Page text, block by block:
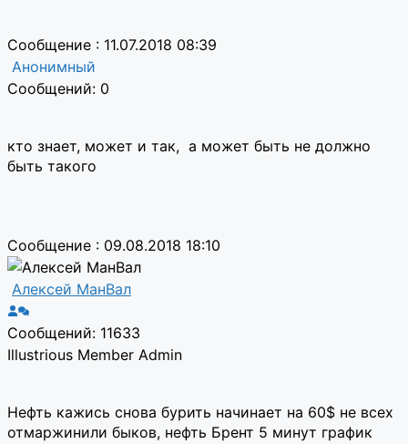
Сообщение : 11.07.2018 08:39
Анонимный
Сообщений: 0
кто знает, может и так, а может быть не должно
быть такого
Сообщение : 09.08.2018 18:10
Алексей МанВал
Сообщений: 11633
Illustrious Member Admin
Нефть кажись снова бурить начинает на 60$ не всех
отмаржинили быков, нефть Брент 5 минут график